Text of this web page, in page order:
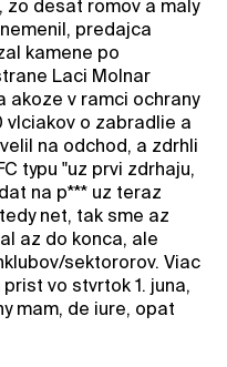
desat romov a maly
predajca
kamene po
Laci Molnar
akoze v ramci ochrany
o zabradlie a
na odchod, a zdrhli
typu "uz prvi zdrhaju,
na p*** uz teraz
net, tak sme az
az do konca, ale
sektororov. Viac
vo stvrtok 1. juna,
mam, de iure, opat